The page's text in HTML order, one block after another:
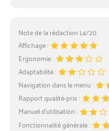
Note de la rédaction 14/20
Affichage :
Ergonomie :
Adaptabilité :
Navigation dans le menu :
Rapport qualité-prix :
Manuel d’utilisation :
Fonctionnalité générale :